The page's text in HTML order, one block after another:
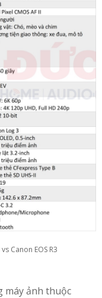
Canon EOS R3
máy ảnh thuộc